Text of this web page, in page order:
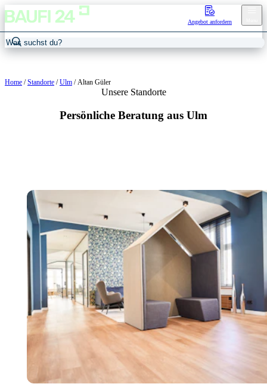
Angebot anfordern
Home /Standorte /Ulm /Altan Güler
Unsere Standorte
Persönliche Beratung aus Ulm